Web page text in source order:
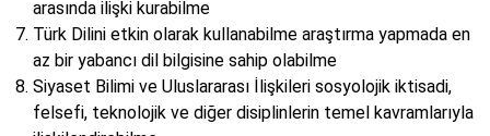
arasında ilişki kurabilme
Türk Dilini etkin olarak kullanabilme araştırma yapmada en
az bir yabancı dil bilgisine sahip olabilme
Siyaset Bilimi ve Uluslararası İlişkileri sosyolojik iktisadi,
felsefi, teknolojik ve diğer disiplinlerin temel kavramlarıyla